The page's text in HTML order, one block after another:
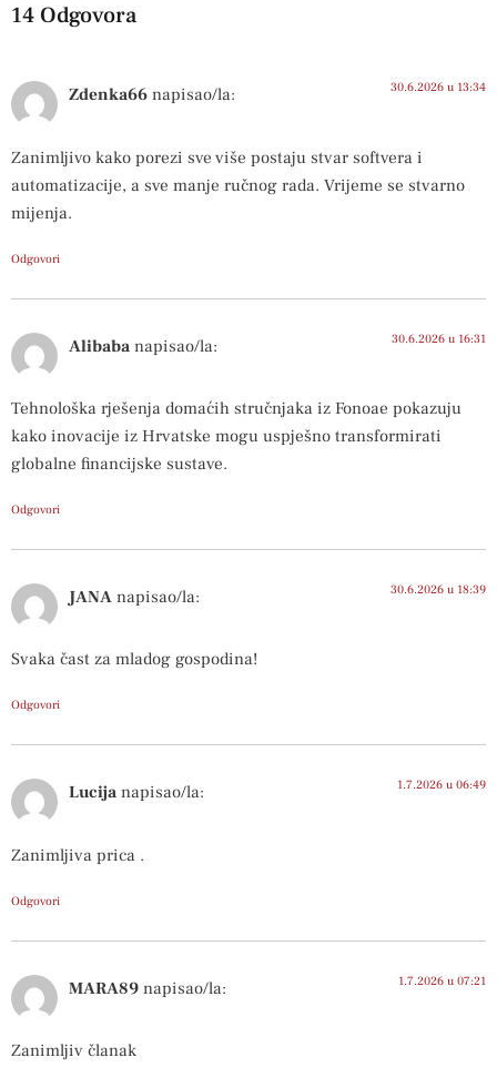
14 Odgovora
Zdenka66 napisao/la: 30.6.2026 u 13:34
Zanimljivo kako porezi sve više postaju stvar softvera i
automatizacije, a sve manje ručnog rada. Vrijeme se stvarno
mijenja.
Odgovori
Alibaba napisao/la: 30.6.2026 u 16:31
Tehnološka rješenja domaćih stručnjaka iz Fonoae pokazuju
kako inovacije iz Hrvatske mogu uspješno transformirati
globalne financijske sustave.
Odgovori
JANA napisao/la: 30.6.2026 u 18:39
Svaka čast za mladog gospodina!
Odgovori
Lucija napisao/la: 1.7.2026 u 06:49
Zanimljiva prica .
Odgovori
MARA89 napisao/la: 1.7.2026 u 07:21
Zanimljiv članak